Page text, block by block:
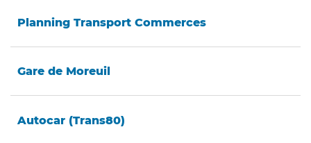
Planning Transport Commerces
Gare de Moreuil
Autocar (Trans80)